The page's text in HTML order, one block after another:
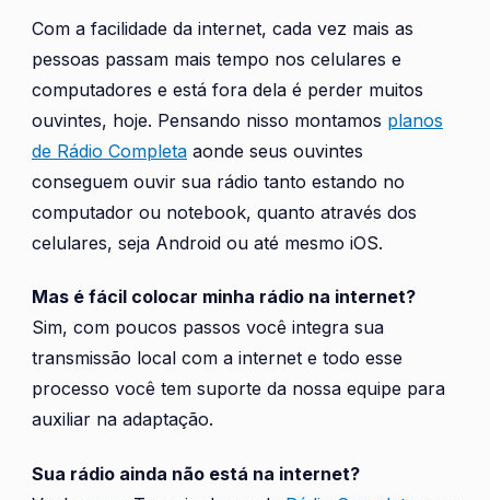
Com a facilidade da internet, cada vez mais as
pessoas passam mais tempo nos celulares e
computadores e está fora dela é perder muitos
ouvintes, hoje. Pensando nisso montamos planos
de Rádio Completa aonde seus ouvintes
conseguem ouvir sua rádio tanto estando no
computador ou notebook, quanto através dos
celulares, seja Android ou até mesmo iOS.
Mas é fácil colocar minha rádio na internet?
Sim, com poucos passos você integra sua
transmissão local com a internet e todo esse
processo você tem suporte da nossa equipe para
auxiliar na adaptação.
Sua rádio ainda não está na internet?